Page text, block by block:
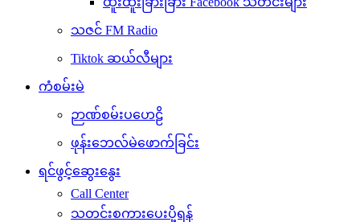
သဇင် FM Radio
Tiktok ဆယ်လီများ
ကံစမ်းမဲ
ဉာဏ်စမ်းပဟေဠိ
ဖုန်းဘေလ်မဲဖောက်ခြင်း
ရင်ဖွင့်ဆွေးနွေး
Call Center
သတင်းစကားပေးပို့ရန်